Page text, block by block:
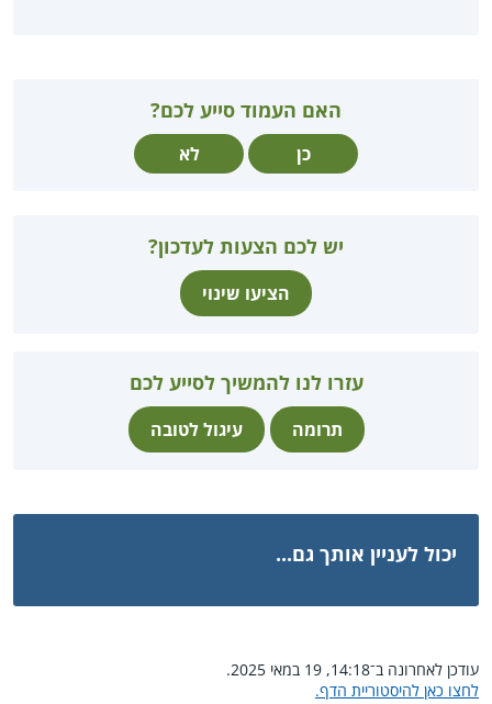
האם העמוד סייע לכם?
כן לא
יש לכם הצעות לעדכון?
הציעו שינוי
עזרו לנו להמשיך לסייע לכם
תרומה עיגול לטובה
יכול לעניין אותך גם...
עודכן לאחרונה ב־14:18, 19 במאי 2025.
לחצו כאן להיסטוריית הדף.